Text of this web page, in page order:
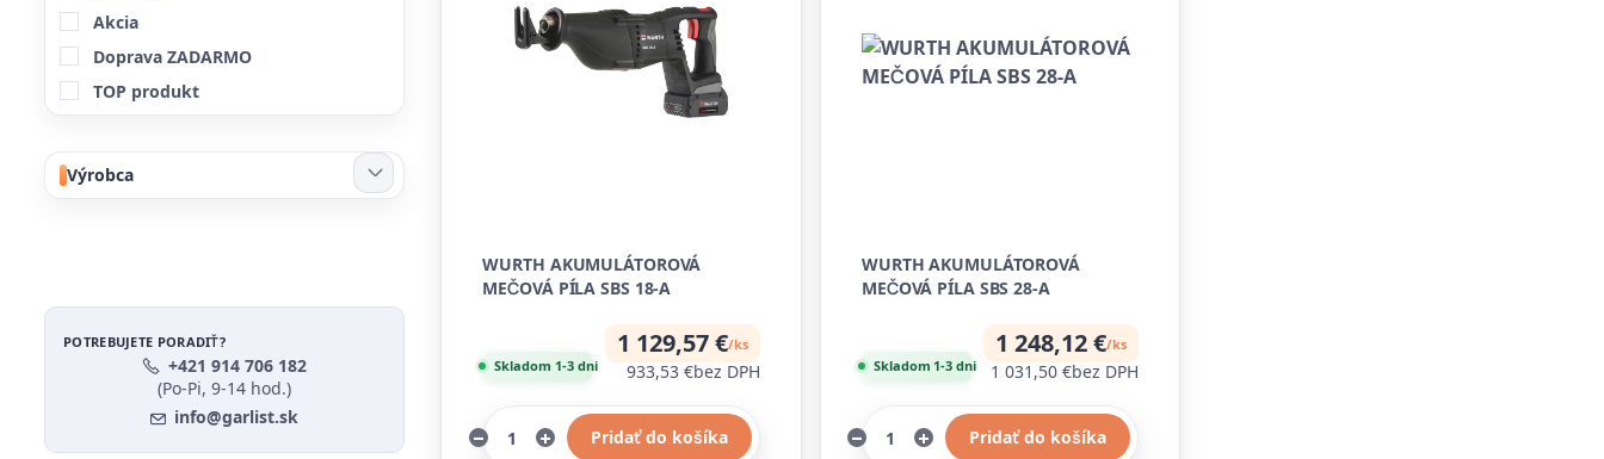
WURTH AKUMULÁTOROVÁ
MEČOVÁ PÍLA SBS 18-A
1 129,57 €/ks
933,53 €bez DPH
Skladom 1-3 dni
Pridať do košíka
WURTH AKUMULÁTOROVÁ
MEČOVÁ PÍLA SBS 28-A
1 248,12 €/ks
1 031,50 €bez DPH
Skladom 1-3 dni
Pridať do košíka
Akcia
Doprava ZADARMO
TOP produkt
Výrobca
POTREBUJETE PORADIŤ?
+421 914 706 182
(Po-Pi, 9-14 hod.)
info@garlist.sk